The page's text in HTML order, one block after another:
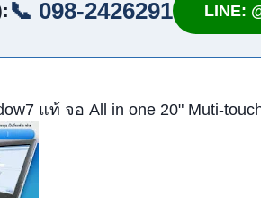
📞 098-2426291 LINE:
แท้ จอ All in one 20" Muti-